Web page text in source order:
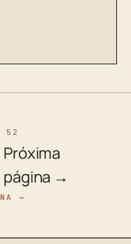
52
Próxima
página →
→